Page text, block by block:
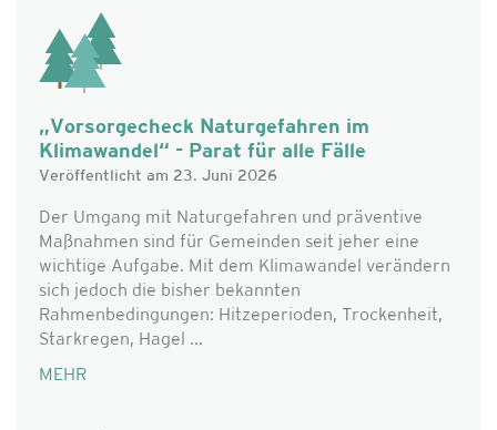
„Vorsorgecheck Naturgefahren im
Klimawandel“ - Parat für alle Fälle
Veröffentlicht am 23. Juni 2026
Der Umgang mit Naturgefahren und präventive
Maßnahmen sind für Gemeinden seit jeher eine
wichtige Aufgabe. Mit dem Klimawandel verändern
sich jedoch die bisher bekannten
Rahmenbedingungen: Hitzeperioden, Trockenheit,
Starkregen, Hagel ...
MEHR